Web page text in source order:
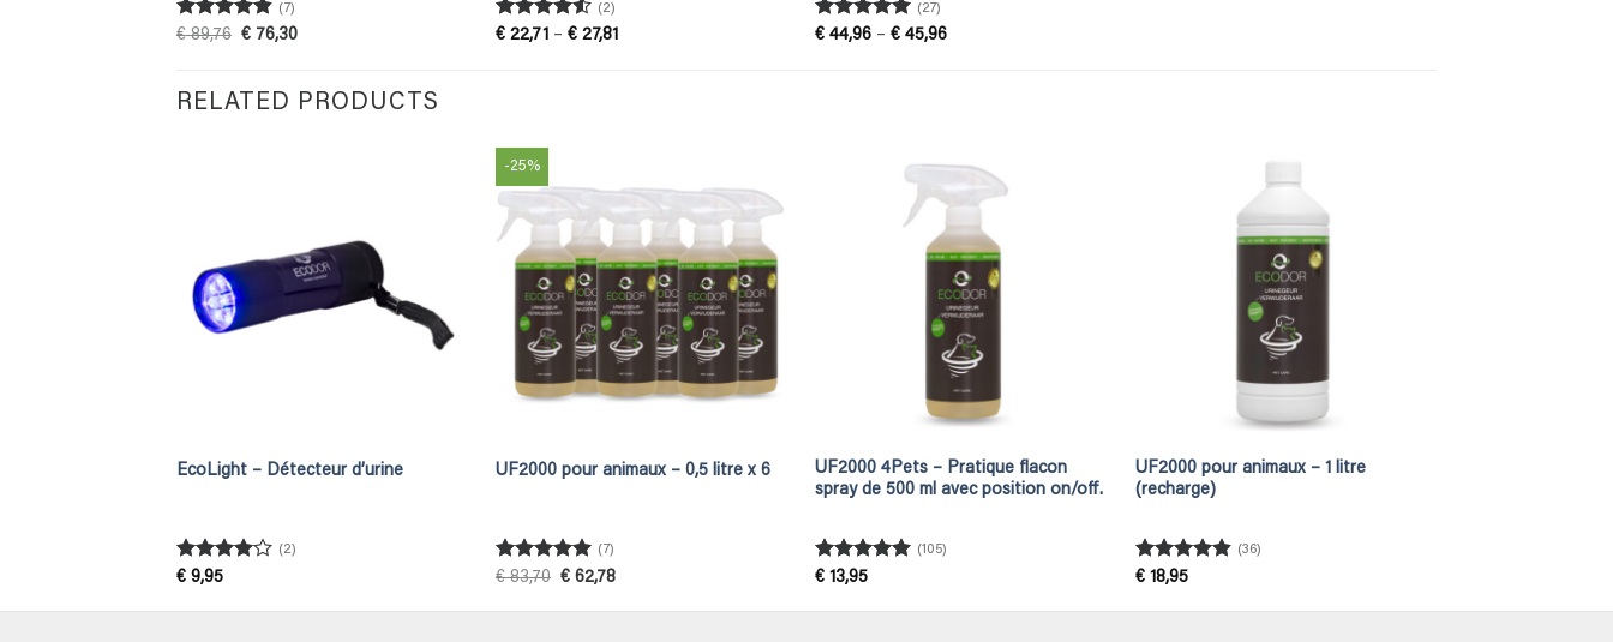
Rated4.86
(7)
€89,76 Original
€ 76,30Current
Rated 4.5
(2)
€ 22,71 – € 27,81 Rated4.93
(27)
€ 44,96 – € 45,96Price
RELATED PRODUCTS
EcoLight – Détecteur d’urine
Rated
(2)
€9,95
-25%
UF2000 pour animaux – 0,5 litre x 6
Rated5
(7)
€83,70 Original
was:
€ 62,78Current
is:
UF2000 4Pets – Pratique flacon
spray de 500 ml avec position on/off.
Rated
(105)
€ 13,95
UF2000 pour animaux – 1 litre
(recharge)
Rated
(36)
€18,95